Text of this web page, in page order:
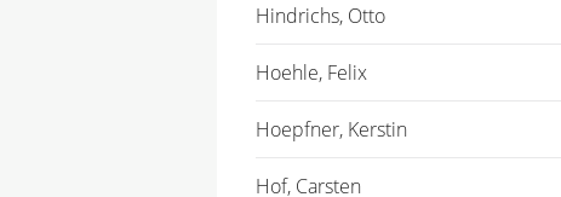
Hindrichs, Otto
Hoehle, Felix
Hoepfner, Kerstin
Hof, Carsten